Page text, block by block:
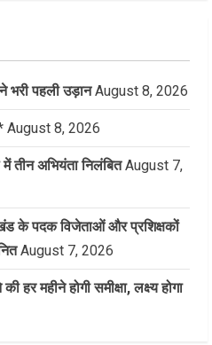
भरी पहली उड़ान August 8, 2026
August 8, 2026
तीन अभियंता निलंबित August 7,
के पदक विजेताओं और प्रशिक्षकों
August 7, 2026
महीने होगी समीक्षा, लक्ष्य होगा